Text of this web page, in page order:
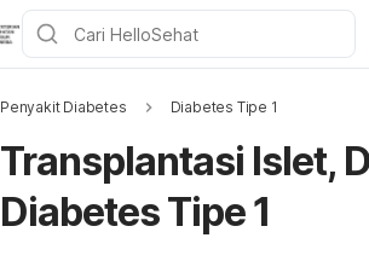
Penyakit Diabetes Diabetes Tipe 1
Transplantasi Islet,
Diabetes Tipe 1